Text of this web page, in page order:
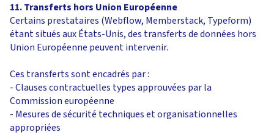
11. Transferts hors Union Européenne
Certains prestataires (Webflow, Memberstack, Typeform)
étant situés aux États-Unis, des transferts de données hors
Union Européenne peuvent intervenir.
Ces transferts sont encadrés par :
- Clauses contractuelles types approuvées par la
Commission européenne
- Mesures de sécurité techniques et organisationnelles
appropriées